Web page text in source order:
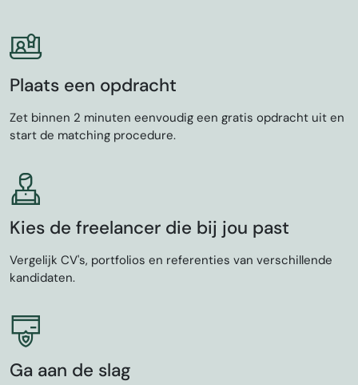
Plaats een opdracht
Zet binnen 2 minuten eenvoudig een gratis opdracht uit en
start de matching procedure.
Kies de freelancer die bij jou past
Vergelijk CV's, portfolios en referenties van verschillende
kandidaten.
Ga aan de slag